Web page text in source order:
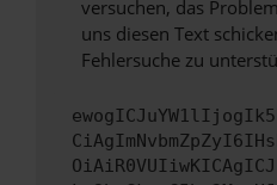
versuchen, das
uns diesen Text
Fehlersuche zu